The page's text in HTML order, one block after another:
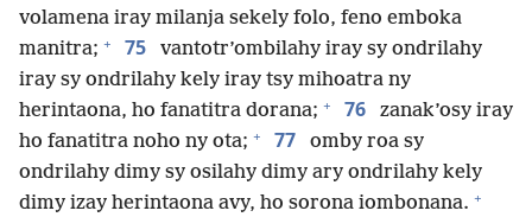
volamena iray milanja sekely folo, feno emboka
manitra; + 75
vantotr’ombilahy iray sy ondrilahy
iray sy ondrilahy kely iray tsy mihoatra ny
herintaona, ho fanatitra dorana; + 76
zanak’osy iray
ho fanatitra noho ny ota; + 77
omby roa sy
ondrilahy dimy sy osilahy dimy ary ondrilahy kely
dimy izay herintaona avy, ho sorona iombonana. +